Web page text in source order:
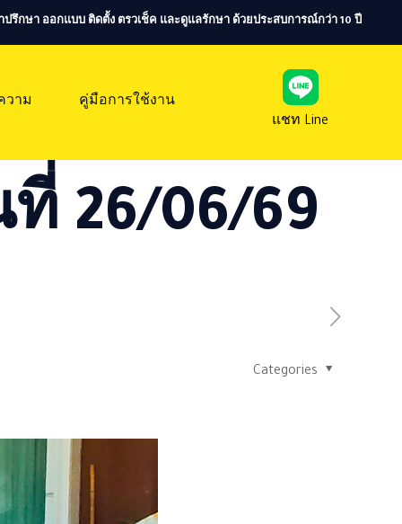
ปรึกษา ออกแบบ ติดตั้ง ตรวเช็ค และดูแลรักษา ด้วยประสบการณ์กว่า 10 ปี
วาม
คู่มือการใช้งาน
แชท Line
26/06/69
Categories